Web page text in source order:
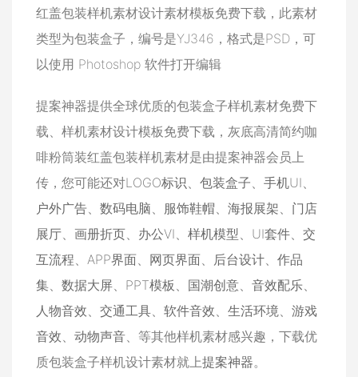
红盖包装样机素材设计素材模板免费下载，此素材
类型为包装盒子，编号是YJ346，格式是PSD，可
以使用 Photoshop 软件打开编辑
提案神器提供全球优质的包装盒子样机素材免费下
载、样机素材设计模板免费下载，灰底高清简约咖
啡粉筒装红盖包装样机素材是由提案神器会员上
传，您可能还对LOGO标识 包装盒子 手机UI
户外广告
数码电脑 服饰鞋帽 海报展架
门店
展厅
画册折页 办公VI 样机模型 UI套件
交
互流程
APP界面 网页界面 后台设计
作品
集
数据大屏 PPT模板 国潮创意 音效配乐
人物音效
交通工具 软件音效 生活环境
游戏
音效
动物声音 、等其他样机素材感兴趣，下载优
质包装盒子样机设计素材就上提案神器。